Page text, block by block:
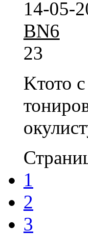
14-05-
BN6
23
Kтото
1
2
3